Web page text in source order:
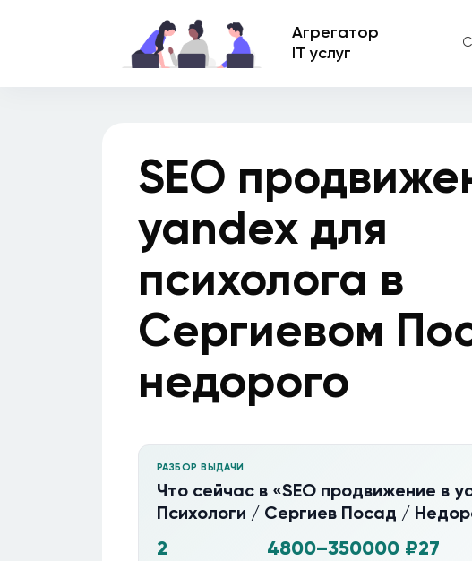
Агрегатор
IT услуг
SEO
yandex для
психолога в
Сергиевом
недорого
РАЗБОР ВЫДАЧИ
Что сейчас в «SEO продвижение в
Психологи / Сергиев Посад /
2 4800–350000 ₽27